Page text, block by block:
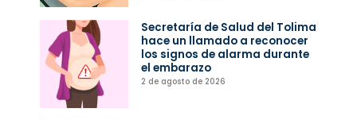
Secretaría de Salud del Tolima
hace un llamado a reconocer
los signos de alarma durante
el embarazo
2 de agosto de 2026